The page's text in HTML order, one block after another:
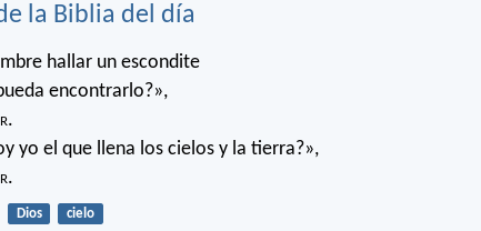
la Biblia del día
hallar un escondite
encontrarlo?»,
.
yo el que llena los cielos y la tierra?»,
.
Dios cielo